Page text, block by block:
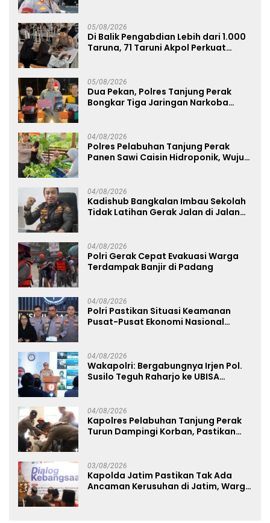
05/08/2026
Di Balik Pengabdian Lebih dari 1.000
Taruna, 71 Taruni Akpol Perkuat
05/08/2026
Dua Pekan, Polres Tanjung Perak
Bongkar Tiga Jaringan Narkoba
04/08/2026
Polres Pelabuhan Tanjung Perak
Panen Sawi Caisin Hidroponik, Wujud
04/08/2026
Kadishub Bangkalan Imbau Sekolah
Tidak Latihan Gerak Jalan di Jalan
04/08/2026
Polri Gerak Cepat Evakuasi Warga
Terdampak Banjir di Padang
04/08/2026
Polri Pastikan Situasi Keamanan
Pusat-Pusat Ekonomi Nasional
04/08/2026
Wakapolri: Bergabungnya Irjen Pol.
Susilo Teguh Raharjo ke UBISA
04/08/2026
Kapolres Pelabuhan Tanjung Perak
Turun Dampingi Korban, Pastikan
03/08/2026
Kapolda Jatim Pastikan Tak Ada
Ancaman Kerusuhan di Jatim, Warga